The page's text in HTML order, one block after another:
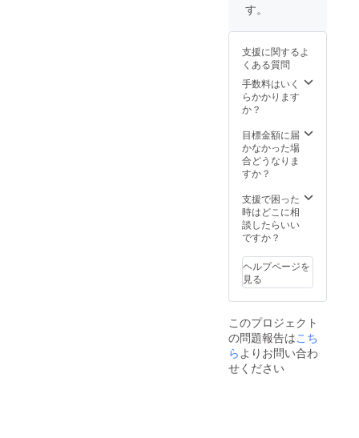
MPFIRE
非売
品） ◯
感謝の
ポスト
イズ）
す。
支援に関するよ
くある質問
手数料はいく
らかかります
か？
目標金額に届
かなかった場
合どうなりま
すか？
支援で困った
時はどこに相
談したらいい
ですか？
ヘルプページを
見る
このプロジェクト
の問題報告はこち
らよりお問い合わ
せください